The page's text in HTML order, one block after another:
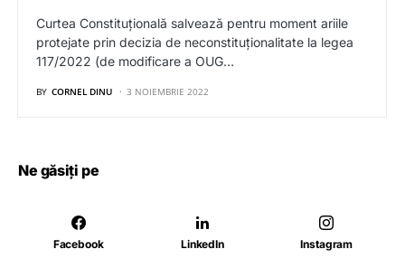
Curtea Constituțională salvează pentru moment ariile
protejate prin decizia de neconstituționalitate la legea
117/2022 (de modificare a OUG…
BY CORNEL DINU 3 NOIEMBRIE 2022
Ne găsiți pe
Facebook LinkedIn Instagram